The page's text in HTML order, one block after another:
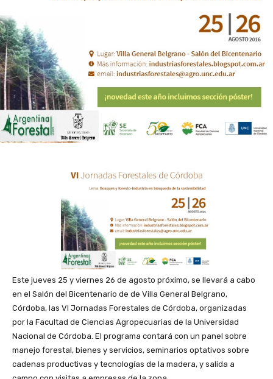
Este jueves 25 y viernes 26 de agosto próximo, se llevará a cabo
en el Salón del Bicentenario de de Villa General Belgrano,
Córdoba, las VI Jornadas Forestales de Córdoba, organizadas
por la Facultad de Ciencias Agropecuarias de la Universidad
Nacional de Córdoba. El programa contará con un panel sobre
manejo forestal, bienes y servicios, seminarios optativos sobre
cadenas productivas y tecnologías de la madera, y salida a